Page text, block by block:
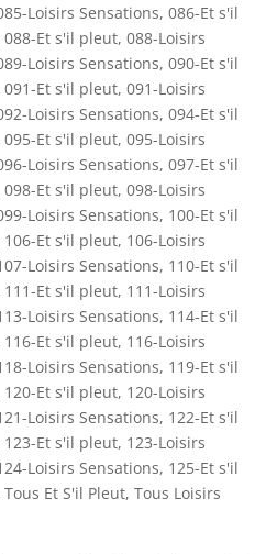
Loisirs Sensations, 086-Et s'il
088-Et s'il pleut, 088-Loisirs
Loisirs Sensations, 090-Et s'il
091-Et s'il pleut, 091-Loisirs
Loisirs Sensations, 094-Et s'il
095-Et s'il pleut, 095-Loisirs
Loisirs Sensations, 097-Et s'il
098-Et s'il pleut, 098-Loisirs
Loisirs Sensations, 100-Et s'il
106-Et s'il pleut, 106-Loisirs
Loisirs Sensations, 110-Et s'il
111-Et s'il pleut, 111-Loisirs
Loisirs Sensations, 114-Et s'il
116-Et s'il pleut, 116-Loisirs
Loisirs Sensations, 119-Et s'il
120-Et s'il pleut, 120-Loisirs
Loisirs Sensations, 122-Et s'il
123-Et s'il pleut, 123-Loisirs
Loisirs Sensations, 125-Et s'il
Tous Et S'il Pleut, Tous Loisirs